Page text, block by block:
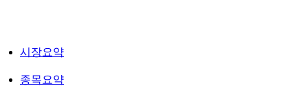
시장요약
종목요약